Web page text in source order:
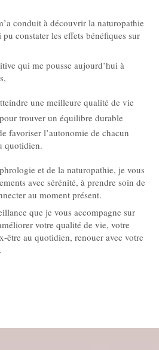
conduit à découvrir la naturopathie
constater les effets bénéfiques sur
qui me pousse aujourd’hui à
une meilleure qualité de vie
trouver un équilibre durable
favoriser l’autonomie de chacun
quotidien.
et de la naturopathie, je vous
avec sérénité, à prendre soin de
au moment présent.
que je vous accompagne sur
votre qualité de vie, votre
être au quotidien, renouer avec votre